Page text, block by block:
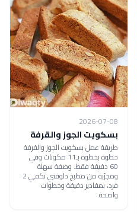
2026-07-08
بسكويت الجوز والقرفة
طريقة عمل بسكويت الجوز والقرفة
خطوة بخطوة بـ11 مكونات وفي
60 دقيقة فقط. وصفة سهلة
ومجرّبة من مطبخ دلوقتي تكفي 2
فرد، بمقادير دقيقة وخطوات
واضحة.